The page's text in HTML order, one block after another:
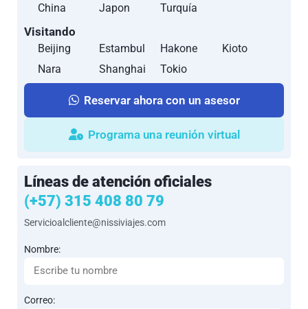
China Japon Turquía
Visitando
Beijing Estambul Hakone
Kioto
Nara
Shanghai Tokio
Reservar ahora con un asesor
Programa una reunión virtual
Líneas de atención oficiales
(+57) 315 408 80 79
Servicioalcliente@nissiviajes.com
Nombre:
Correo: